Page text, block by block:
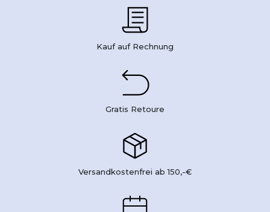
Kauf auf Rechnung
Gratis Retoure
Versandkostenfrei ab 150,-€